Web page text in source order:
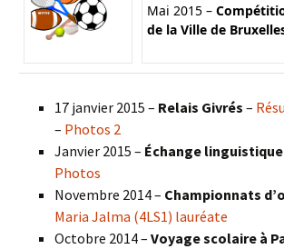
Mai 2015 –
de la Ville de
17 janvier 2015 – Relais Givrés –
– Photos 2
Janvier 2015 – Échange
Photos
Novembre 2014 – Championnats
Maria Jalma (4LS1) lauréate
Octobre 2014 – Voyage scolaire à